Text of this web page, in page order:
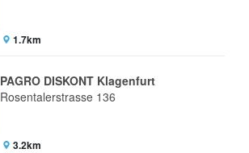
1.7km
PAGRO DISKONT Klagenfurt
Rosentalerstrasse 136
3.2km